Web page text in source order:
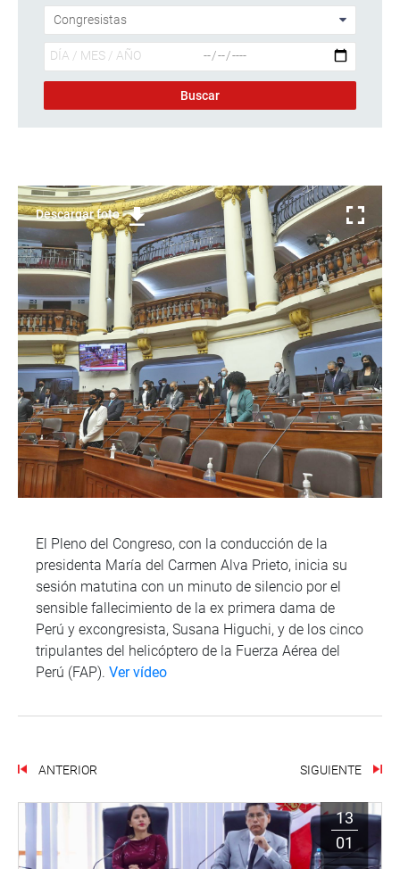
Descargar foto
El Pleno del Congreso, con la conducción de la
presidenta María del Carmen Alva Prieto, inicia su
sesión matutina con un minuto de silencio por el
sensible fallecimiento de la ex primera dama de
Perú y excongresista, Susana Higuchi, y de los cinco
tripulantes del helicóptero de la Fuerza Aérea del
Perú (FAP). Ver vídeo
ANTERIOR SIGUIENTE
13
01